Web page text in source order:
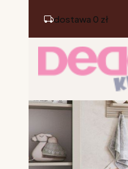
dostawa 0 zł